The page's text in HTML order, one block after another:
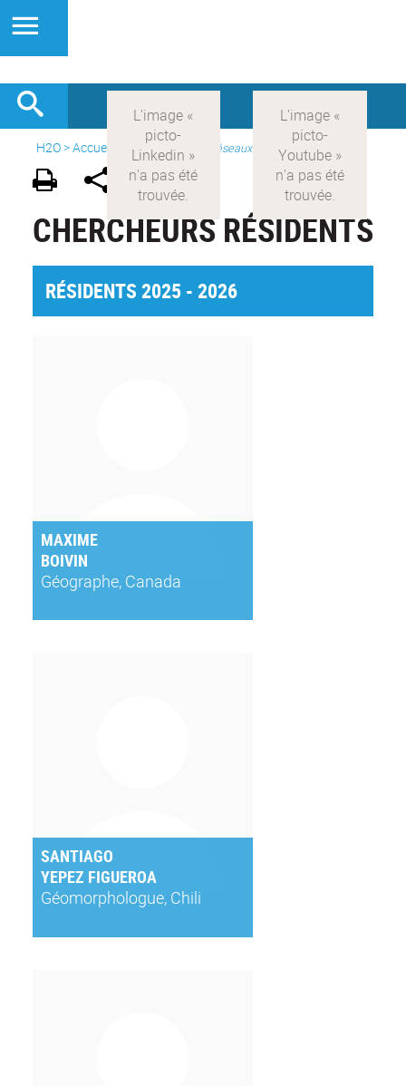
H2O>Accueil Présentation Réseaux
CHERCHEURS RÉSIDENTS
RÉSIDENTS 2025 - 2026
MAXIME
BOIVIN
Géographe, Canada
SANTIAGO
YEPEZ FIGUEROA
Géomorphologue, Chili